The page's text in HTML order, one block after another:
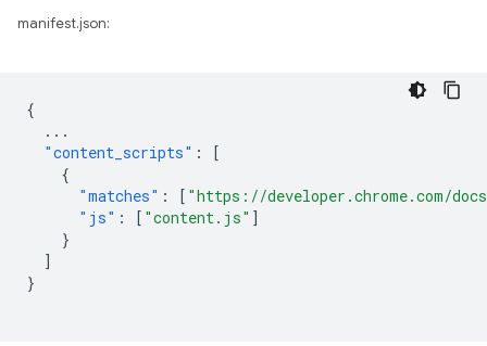
manifest.json:
{
...
"content_scripts" :
[
{
"matches" : [ "https://developer.chrome.com/
"js" : [ "content.js" ]
}
]
}